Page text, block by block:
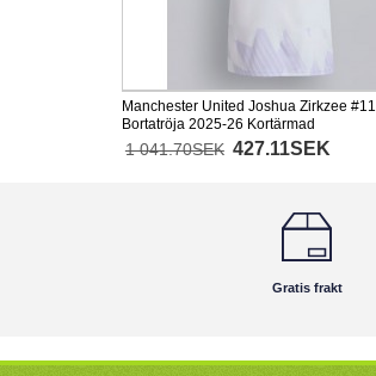
Manchester United Joshua Zirkzee #11
Bortatröja 2025-26 Kortärmad
1 041.70SEK 427.11SEK
Gratis frakt